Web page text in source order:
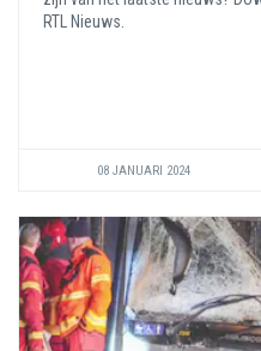
RTL Nieuws.
08 JANUARI 2024